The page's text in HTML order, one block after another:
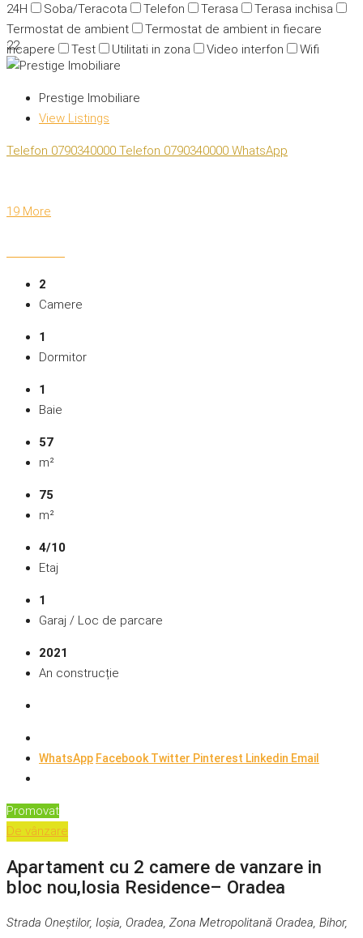
24H
Soba/Teracota Telefon Terasa
Terasa inchisa
Termostat de ambient
Termostat de ambient in fiecare
incapere
Test Utilitati in zona Video interfon Wifi
22
Prestige Imobiliare
View Listings
Telefon 0790340000 Telefon 0790340000 WhatsApp
19 More
2
Camere
1
Dormitor
1
Baie
57
m²
75
m²
4/10
Etaj
1
Garaj / Loc de parcare
2021
An construcție
WhatsApp FacebookTwitter Pinterest Linkedin Email
Promovat
De vânzare
Apartament cu 2 camere de vanzare in
bloc nou,Iosia Residence– Oradea
Strada Oneștilor, Ioșia, Oradea, Zona Metropolitană Oradea, Bihor,